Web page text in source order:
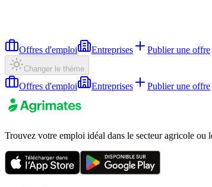
Offres d'emploi Entreprises Publier une offre
Changer le thème
Offres d'emploi Entreprises Publier une offre
Trouvez votre emploi idéal dans le secteur agricole ou